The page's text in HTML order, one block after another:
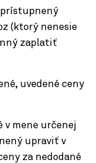
(ktorý nenesie
zaplatiť
uvedené ceny
v mene určenej
upraviť v
za nedodané